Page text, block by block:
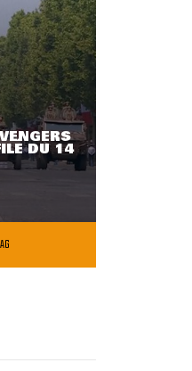
DU 14